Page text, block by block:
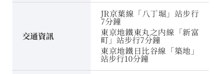
交通資訊
JR京葉線「八丁堀」站步行
7分鐘
東京地鐵東丸之内線「新富
町」站步行7分鐘
東京地鐵日比谷線「築地」
站步行10分鐘